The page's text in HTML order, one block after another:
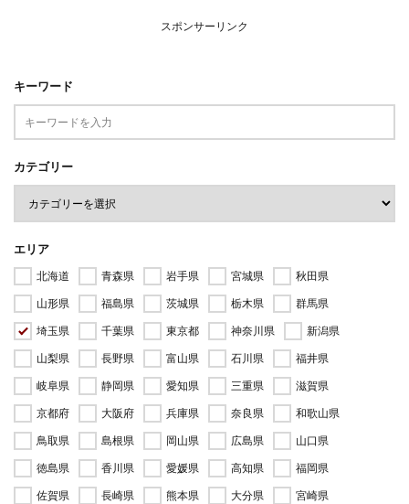
スポンサーリンク
キーワード
カテゴリー
エリア
北海道 青森県 岩手県 宮城県
秋田県
山形県
福島県 茨城県 栃木県
群馬県
埼玉県
千葉県 東京都 神奈川県
新潟県
山梨県
長野県 富山県 石川県
福井県
岐阜県
静岡県 愛知県 三重県
滋賀県
京都府
大阪府 兵庫県 奈良県
和歌山県
鳥取県
島根県 岡山県 広島県
山口県
徳島県
香川県 愛媛県 高知県
福岡県
佐賀県
長崎県 熊本県 大分県
宮崎県